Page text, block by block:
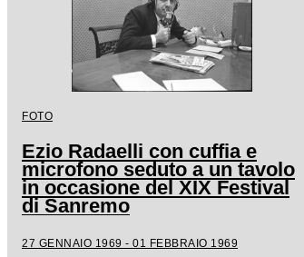
FOTO
Ezio Radaelli con cuffia e
microfono seduto a un tavolo
in occasione del XIX Festival
di Sanremo
27 GENNAIO 1969 - 01 FEBBRAIO 1969